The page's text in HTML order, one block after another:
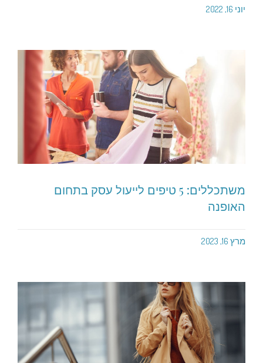
משתכללים: 5 טיפים לייעול עסק בתחום
האופנה
מרץ 16, 2023